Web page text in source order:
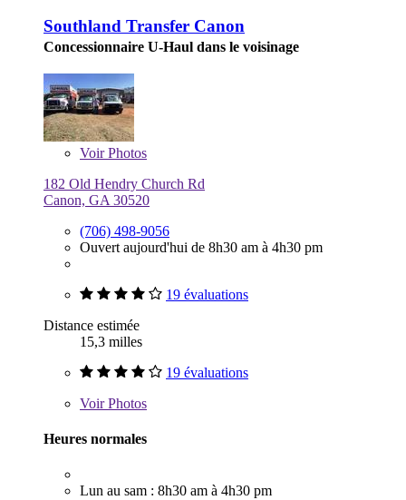
Southland Transfer Canon
Concessionnaire U-Haul dans le voisinage
VoirPhotos
182 Old Hendry Church Rd
Canon, GA 30520
(706) 498-9056
Ouvert aujourd'hui de 8h30 am à 4h30 pm
19 évaluations
Distance estimée
15,3 milles
19 évaluations
VoirPhotos
Heures normales
Lun au sam : 8h30 am à 4h30 pm